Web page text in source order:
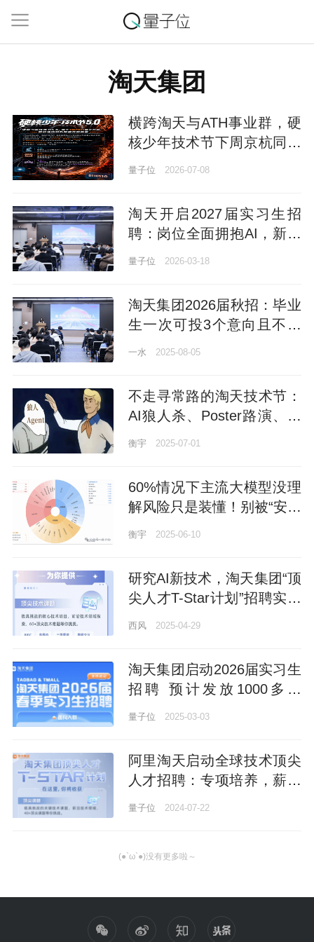
淘天集团
横跨淘天与ATH事业群，硬
核少年技术节下周京杭同步
开幕，四项AIGX硬核成果
量子位 2026-07-08
淘天开启2027届实习生招
聘：岗位全面拥抱AI，新增
3类AI岗位
量子位 2026-03-18
淘天集团2026届秋招：毕业
生一次可投3个意向且不限
次数
一水 2025-08-05
不走寻常路的淘天技术节：
AI狼人杀、Poster路演、博
见社轮番上阵
衡宇 2025-07-01
60%情况下主流大模型没理
解风险只是装懂！别被“安全
答案”骗了
衡宇 2025-06-10
研究AI新技术，淘天集团“顶
尖人才T-Star计划”招聘实习
西风 2025-04-29
淘天集团启动2026届实习生
招聘 预计发放1000多个
量子位 2025-03-03
阿里淘天启动全球技术顶尖
人才招聘：专项培养，薪资
量子位 2024-07-22
(●`ω`●)没有更多啦～